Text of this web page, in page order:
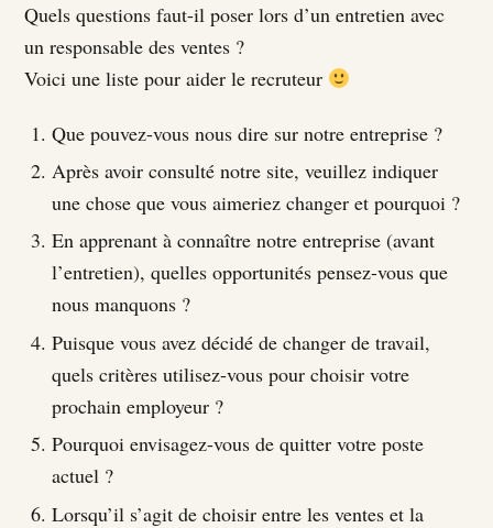
Quels questions faut-il poser lors d’un entretien avec
un responsable des ventes ?
Voici une liste pour aider le recruteur
Que pouvez-vous nous dire sur notre entreprise ?
Après avoir consulté notre site, veuillez indiquer
une chose que vous aimeriez changer et pourquoi ?
En apprenant à connaître notre entreprise (avant
l’entretien), quelles opportunités pensez-vous que
nous manquons ?
Puisque vous avez décidé de changer de travail,
quels critères utilisez-vous pour choisir votre
prochain employeur ?
Pourquoi envisagez-vous de quitter votre poste
actuel ?
Lorsqu’il s’agit de choisir entre les ventes et la